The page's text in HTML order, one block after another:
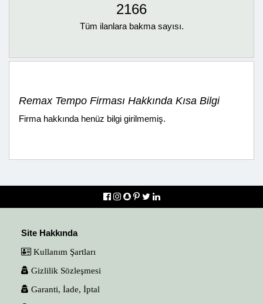
2166
Tüm ilanlara bakma sayısı.
Remax Tempo Firması Hakkında Kısa Bilgi
Firma hakkında henüz bilgi girilmemiş.
Site Hakkında
Kullanım Şartları
Gizlilik Sözleşmesi
Garanti, İade, İptal